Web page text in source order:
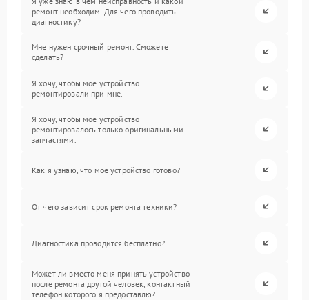
ремонт необходим. Для чего проводить
диагностику?
Мне нужен срочный ремонт. Сможете
сделать?
Я хочу, чтобы мое устройство
ремонтировали при мне.
Я хочу, чтобы мое устройство
ремонтировалось только оригинальными
запчастями.
Как я узнаю, что мое устройство готово?
От чего зависит срок ремонта техники?
Диагностика проводится бесплатно?
Может ли вместо меня принять устройство
после ремонта другой человек, контактный
телефон которого я предоставлю?